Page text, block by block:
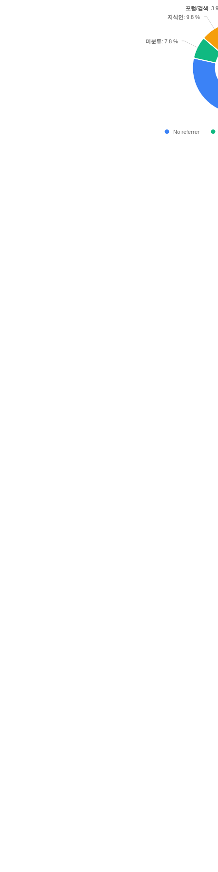
미분류: 7.8 %
지식인: 9.8 %
포털/검색:
No referrer